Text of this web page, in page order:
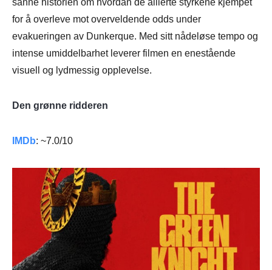
sanne historien om hvordan de allierte styrkene kjempet
for å overleve mot overveldende odds under
evakueringen av Dunkerque. Med sitt nådeløse tempo og
intense umiddelbarhet leverer filmen en enestående
visuell og lydmessig opplevelse.
Den grønne ridderen
IMDb: ~7.0/10